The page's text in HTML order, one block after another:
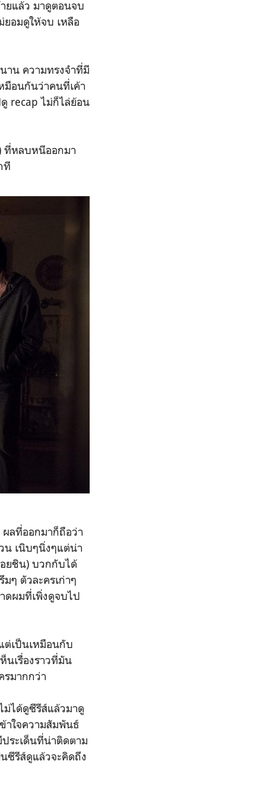
ยแล้ว มาดูตอนจบ
ยอมดูให้จบ เหลือ
นาน ความทรงจำที่มี
มือนกันว่าคนที่เค้า
recap ไม่ก็ไล่ย้อน
ที่หลบหนีออกมา
ที
ผลที่ออกมาก็ถือว่า
น เนิบๆนิ่งๆแต่น่า
ยชิน) บวกกับได้
ๆ ตัวละครเก่าๆ
ดผมที่เพิ่งดูจบไป
ต่เป็นเหมือนกับ
นเรื่องราวที่มัน
รมากกว่า
ม่ได้ดูซีรีส์แล้วมาดู
าใจความสัมพันธ์
ระเด็นที่น่าติดตาม
ซีรีส์ดูแล้วจะคิดถึง